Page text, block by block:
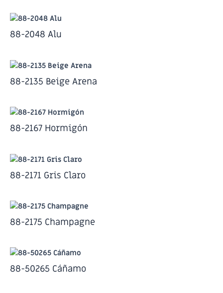
88-2048 Alu
88-2135 Beige Arena
88-2167 Hormigón
88-2171 Gris Claro
88-2175 Champagne
88-50265 Cáñamo